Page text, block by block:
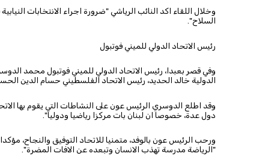
وخلال اللقاء اكد النائب الرياشي "ضرورة اجراء الانتخابات
السلاح".
رئيس الاتحاد الدولي للميني فوتبول
وفي قصر بعبدا، رئيس الاتحاد الدولي للميني فوتبول محمد
الدولية خالد الحديد، رئيس الاتحاد الفلسطيني حسام الدين
وقد اطلع الدوسري الرئيس عون على النشاطات التي يقوم بها
دول عدة، خصوصا ان لبنان بات مركزا رياضيا ودوليا".
ورحب الرئيس عون بالوفد، متمنيا للاتحاد التوفيق والنجاح،
"الرياضة مدرسة تهذب الانسان وتبعده عن الافات المضرة".